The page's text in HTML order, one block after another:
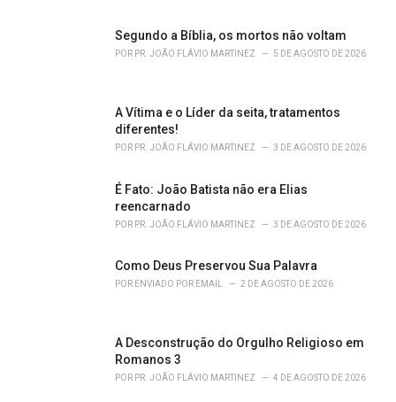
Segundo a Bíblia, os mortos não voltam
POR PR. JOÃO FLÁVIO MARTINEZ 5 DE AGOSTO DE 2026
A Vítima e o Líder da seita, tratamentos
diferentes!
POR PR. JOÃO FLÁVIO MARTINEZ 3 DE AGOSTO DE 2026
É Fato: João Batista não era Elias
reencarnado
POR PR. JOÃO FLÁVIO MARTINEZ 3 DE AGOSTO DE 2026
Como Deus Preservou Sua Palavra
POR ENVIADO POR EMAIL 2 DE AGOSTO DE 2026
A Desconstrução do Orgulho Religioso em
Romanos 3
POR PR. JOÃO FLÁVIO MARTINEZ 4 DE AGOSTO DE 2026